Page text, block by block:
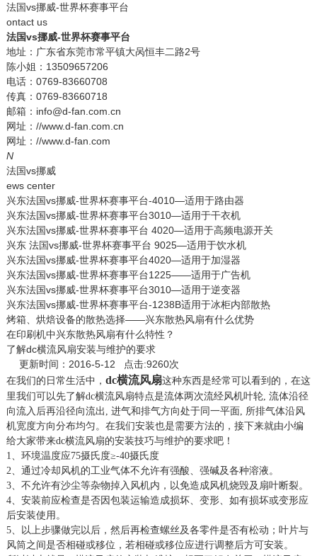
法国vs挪威-世界杯赛事平台
ontact us
法国vs挪威-世界杯赛事平台
地址：广东省东莞市常平镇大呙恒丰二路2号
陈小姐：13509657206
电话：0769-83660708
传真：0769-83660718
邮箱：info@d-fan.com.cn
网址：//www.d-fan.com.cn
网址：//www.d-fan.com
N
法国vs挪威
ews center
兴东法国vs挪威-世界杯赛事平台-4010—适用于路由器
兴东法国vs挪威-世界杯赛事平台3010—适用于干衣机
兴东法国vs挪威-世界杯赛事平台 4020—适用于高频电源开关
兴东 法国vs挪威-世界杯赛事平台 9025—适用于饮水机
兴东法国vs挪威-世界杯赛事平台4020—适用于加湿器
兴东法国vs挪威-世界杯赛事平台1225——适用于广告机
兴东法国vs挪威-世界杯赛事平台3010—适用于逆变器
兴东法国vs挪威-世界杯赛事平台-1238B适用于冰柜内部散热
烤箱、烘焙设备的散热选择——兴东散热风扇有什么优势
在印刷机中兴东散热风扇有什么特性？
了解dc横流风扇安装与维护的要求
更新时间：2016-5-12 点击:9260次
在我们的日常生活中， dc横流风扇这种东西是经常可以看到的，在这
里我们可以先了解dc横流风扇特点是流体两次流经风机叶轮, 流体沿径
向流入后再沿径向流出, 进气和排气方向处于同一平面, 所排气体沿风
机宽度方向分布均匀。在我们安装也是需要方法的，接下来就由小编
给大家带来dc横流风扇的安装技巧与维护的要求吧！
1、环境温度应75摄氏度≥-40摄氏度
2、通过冷却风机的工业气体不允许有强酸、强碱及各种溶液。
3、不允许有沙尘等杂物掉入风机内，以免造成风机烧毁及扇叶断裂。
4、安装前应检查是否因包装运输造成损坏、变形、如有损坏或变形应
后安装使用。
5、以上步骤做完以后，然后再检查螺丝及各零件是否有松动；叶片与
风筒之间是否相碰或移位，若相碰或移位应进行调整后方可安装。